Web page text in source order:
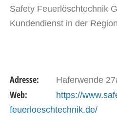
Safety Feuerlöschtechnik
Kundendienst in der
Adresse: Haferwende
Web:
https://
feuerloeschtechnik.de/